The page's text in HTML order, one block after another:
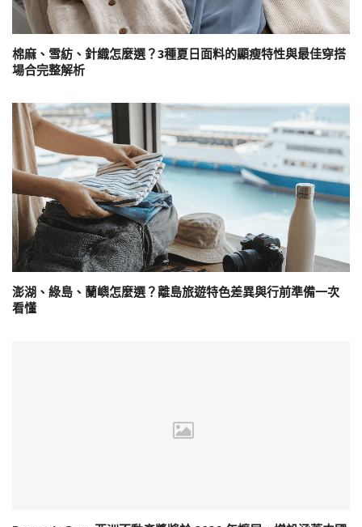
棉麻、雪紡、針織怎麼選？3種夏日面料的顯瘦特性與最佳穿搭
場合完整解析
澎湖、綠島、蘭嶼怎麼選？離島旅遊特色差異與行前準備一次
看懂